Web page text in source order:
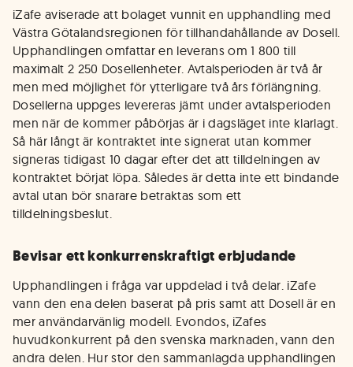
iZafe aviserade att bolaget vunnit en upphandling med
Västra Götalandsregionen för tillhandahållande av Dosell.
Upphandlingen omfattar en leverans om 1 800 till
maximalt 2 250 Dosellenheter. Avtalsperioden är två år
men med möjlighet för ytterligare två års förlängning.
Dosellerna uppges levereras jämt under avtalsperioden
men när de kommer påbörjas är i dagsläget inte klarlagt.
Så här långt är kontraktet inte signerat utan kommer
signeras tidigast 10 dagar efter det att tilldelningen av
kontraktet börjat löpa. Således är detta inte ett bindande
avtal utan bör snarare betraktas som ett
tilldelningsbeslut.
Bevisar ett konkurrenskraftigt erbjudande
Upphandlingen i fråga var uppdelad i två delar. iZafe
vann den ena delen baserat på pris samt att Dosell är en
mer användarvänlig modell. Evondos, iZafes
huvudkonkurrent på den svenska marknaden, vann den
andra delen. Hur stor den sammanlagda upphandlingen